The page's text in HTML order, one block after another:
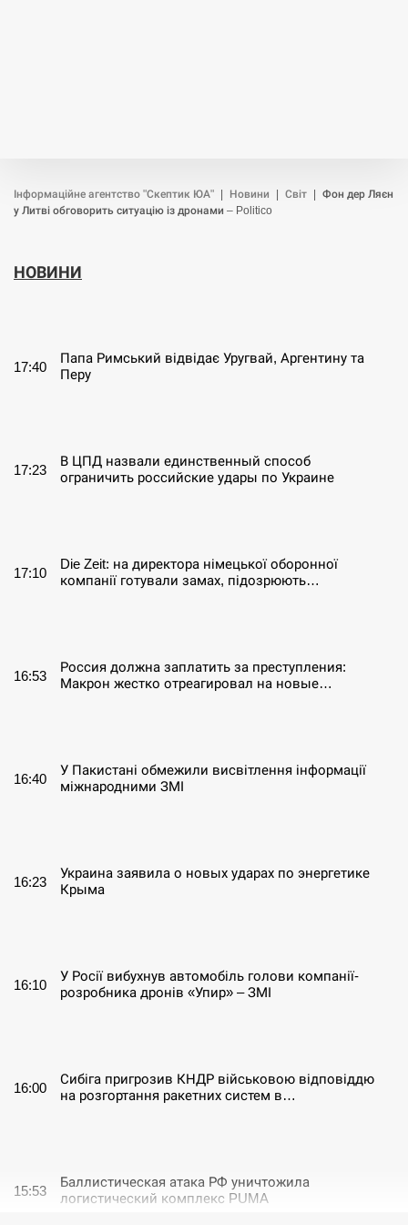
Інформаційне агентство "Скептик ЮА" Новини Світ
Фон дер Ляєн
у Литві обговорить ситуацію із дронами – Politico
НОВИНИ
17:40
Папа Римський відвідає Уругвай, Аргентину та
Перу
17:23
В ЦПД назвали единственный способ
ограничить российские удары по Украине
17:10
Die Zeit: на директора німецької оборонної
компанії готували замах, підозрюють…
16:53
Россия должна заплатить за преступления:
Макрон жестко отреагировал на новые…
16:40
У Пакистані обмежили висвітлення інформації
міжнародними ЗМІ
16:23
Украина заявила о новых ударах по энергетике
Крыма
16:10
У Росії вибухнув автомобіль голови компанії-
розробника дронів «Упир» – ЗМІ
16:00
Сибіга пригрозив КНДР військовою відповіддю
на розгортання ракетних систем в…
15:53
Баллистическая атака РФ уничтожила
логистический комплекс PUMA